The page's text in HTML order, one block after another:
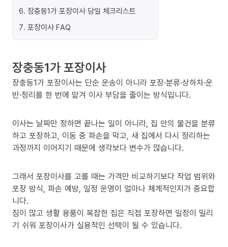
6. 장충동1가 포장이사 당일 체크리스트
7. 포장이사 FAQ
장충동1가 포장이사
장충동1가 포장이사는 단순 운송이 아니라 포장·분류·상하차·운
반·정리를 한 번에 맡겨 이사 부담을 줄이는 방식입니다.
이사는 날짜만 정하면 끝나는 일이 아니라, 집 안의 물건을 분류
하고 포장하고, 이동 중 파손을 막고, 새 집에서 다시 정리하는
과정까지 이어지기 때문에 생각보다 변수가 많습니다.
그래서 포장이사를 고를 때는 가격만 비교하기보다 작업 범위와
포장 방식, 파손 예방, 일정 운영이 얼마나 체계적인지가 중요합
니다.
짐이 많고 생활 용품이 복잡한 집은 직접 포장하면 일정이 밀리
기 쉬워 포장이사가 실용적인 선택이 될 수 있습니다.